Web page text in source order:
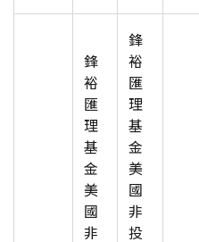
鋒
裕
匯
理
基
金
美
國
非
鋒
裕
匯
理
基
金
美
國
非
投